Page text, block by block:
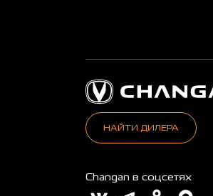
НАЙТИ ДИЛЕРА
Changan в соцсетях